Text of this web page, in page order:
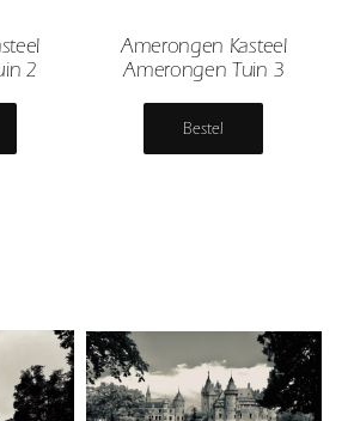
2
Amerongen Kasteel
Amerongen Tuin 3
Bestel